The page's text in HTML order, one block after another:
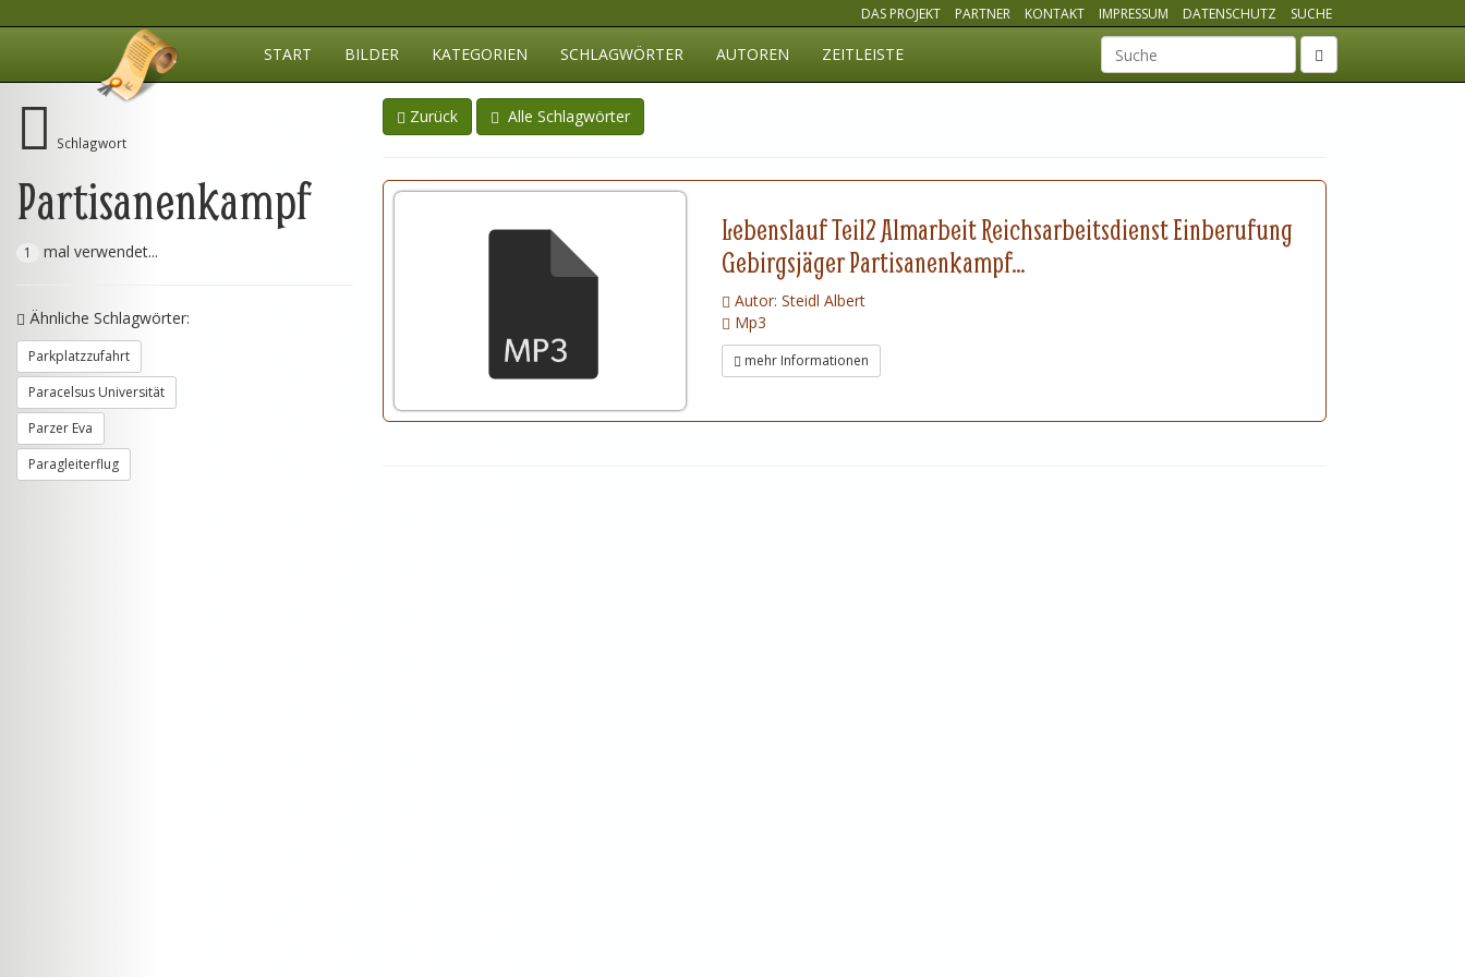
DAS PROJEKT PARTNER KONTAKT IMPRESSUM DATENSCHUTZ SUCHE
START BILDER KATEGORIEN SCHLAGWÖRTER AUTOREN ZEITLEISTE Suchbegriff
Schlagwort
Partisanenkampf
1 mal verwendet...
Ähnliche Schlagwörter:
Parkplatzzufahrt
Paracelsus Universität
Parzer Eva
Paragleiterflug
Zurück Alle Schlagwörter
Lebenslauf Teil2 Almarbeit Reichsarbeitsdienst Einberufung
Gebirgsjäger Partisanenkampf...
Autor: Steidl Albert
Mp3
mehr Informationen